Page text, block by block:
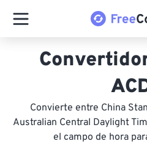
Convierte entre China
Australian Central Daylight
el campo de hora